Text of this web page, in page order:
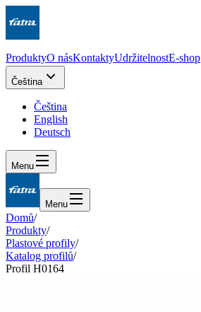
ProduktyO násKontaktyUdržitelnostE-shop
Čeština
Čeština
English
Deutsch
Menu
Menu
Domů/
Produkty/
Plastové profily/
Katalog profilů/
Profil H0164